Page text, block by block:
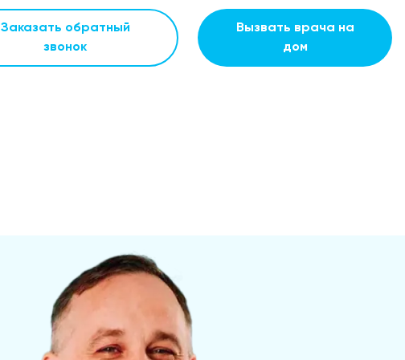
Заказать обратный
звонок
Вызвать врача на
дом